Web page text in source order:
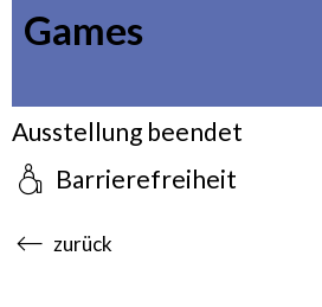
Games
Ausstellung beendet
Barrierefreiheit
accessibility.sr-
zurück